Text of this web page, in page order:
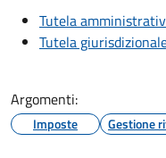
Tutela
Tutela
Argomenti:
Imposte Gestione